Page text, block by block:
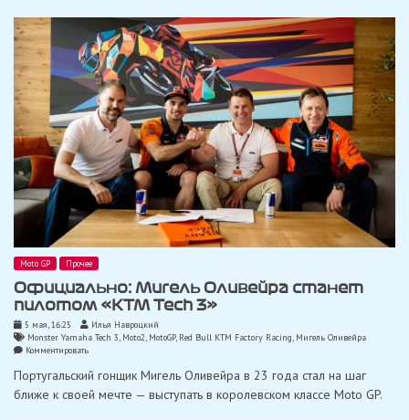
Хересе
Moto GP Прочее
Официально: Мигель Оливейра станет
пилотом «KTM Tech 3»
5 мая, 16:25
Илья Навроцкий
Monster Yamaha Tech 3, Moto2, MotoGP, Red Bull KTM Factory Racing, Мигель Оливейра
Комментироватьon
Мигель
Оливейра
станет
Португальский гонщик Мигель Оливейра в 23 года стал на шаг
ближе к своей мечте — выступать в королевском классе Moto GP.